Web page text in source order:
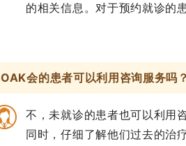
的相关信息。对于预约就诊的
OAK会的患者可以利用咨询服务吗？
不，未就诊的患者也可以利用
同时，仔细了解他们过去的治